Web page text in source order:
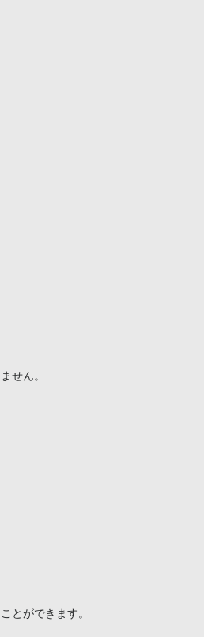
せん。
とができます。